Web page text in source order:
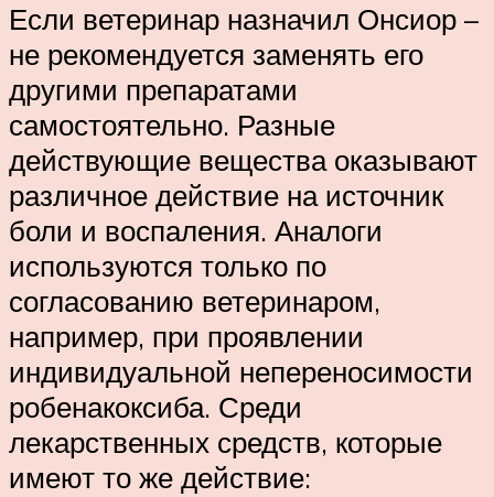
Если ветеринар назначил Онсиор –
не рекомендуется заменять его
другими препаратами
самостоятельно. Разные
действующие вещества оказывают
различное действие на источник
боли и воспаления. Аналоги
используются только по
согласованию ветеринаром,
например, при проявлении
индивидуальной непереносимости
робенакоксиба. Среди
лекарственных средств, которые
имеют то же действие: